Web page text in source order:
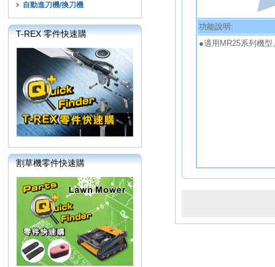
自動進刀機/換刀機
T-REX 零件快速購
割草機零件快速購
功能說明:
●適用MR25系列機型